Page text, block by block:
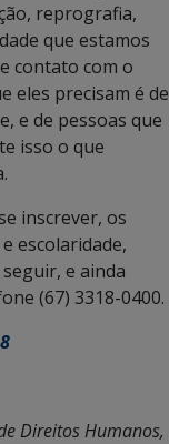
reprografia,
que estamos
contato com o
eles precisam é de
e de pessoas que
isso o que
inscrever, os
escolaridade,
e ainda
(67) 3318-0400.
Direitos Humanos,